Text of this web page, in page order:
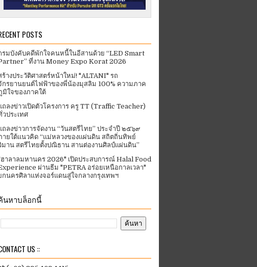
POSTS
รมบังคับคดีพักใจคนหนี้ในอีสานด้วย “LED Smart
ที่งาน Money Expo Korat 2026
ร้างประวัติศาสตร์หน้าใหม่! "ALTANI" รถ
กรยานยนต์ไฟฟ้าของพี่น้องมุสลิม 100% ความภาค
มิใจของภาคใต้
ถลงข่าวเปิดตัวโครงการ ครู TT (Traffic Teacher)
วประเทศ​
ถลงข่าวการจัดงาน “วันสตรีไทย” ประจําปี ๒๕๖๙
ายใต้แนวคิด “แม่หลวงของแผ่นดิน สถิตถิ่นทิพย์
มาน สตรีไทยตั้งปณิธาน สานต่องานศิลป์แผ่นดิน”
าลาลมหานคร 2026" เปิดประสบการณ์ Halal Food
ผ่านธีม "PETRA อร่อยเหนือกาลเวลา"
กนครศิลาแห่งจอร์แดนสู่ใจกลางกรุงเทพฯ
นหาบล็อกนี้
US ::